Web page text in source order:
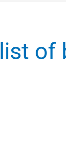
list of